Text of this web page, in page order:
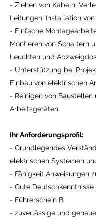
- Ziehen von Kabeln,
Leitungen, Installation
- Einfache
Montieren von Schaltern
Leuchten und
- Unterstützung bei
Einbau von elektrischen
- Reinigen von Baustellen
Arbeitsgeräten
Ihr Anforderungsprofil:
- Grundlegendes
elektrischen Systemen
- Fähigkeit Anweisungen
- Gute Deutschkenntnisse
- Führerschein B
- zuverlässige und